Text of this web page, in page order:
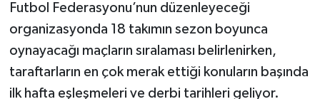
Futbol Federasyonu’nun düzenleyeceği
organizasyonda 18 takımın sezon boyunca
oynayacağı maçların sıralaması belirlenirken,
taraftarların en çok merak ettiği konuların başında
ilk hafta eşleşmeleri ve derbi tarihleri geliyor.